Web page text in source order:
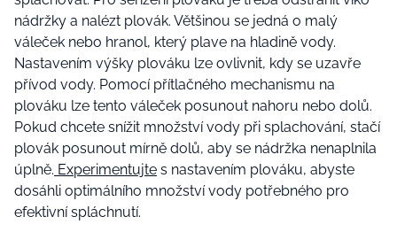
nádržky a nalézt plovák. Většinou se jedná o malý
váleček nebo hranol, který plave na hladině vody.
Nastavením výšky plováku lze ovlivnit, kdy se uzavře
přívod vody. Pomocí přítlačného mechanismu na
plováku lze tento váleček posunout nahoru nebo dolů.
Pokud chcete snížit množství vody při splachování, stačí
plovák posunout mírně dolů, aby se nádržka nenaplnila
úplně. Experimentujte s nastavením plováku, abyste
dosáhli optimálního množství vody potřebného pro
efektivní spláchnutí.